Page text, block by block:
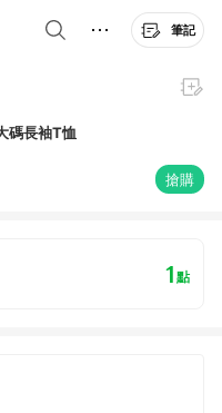
筆記
碼長袖T恤
搶購
1點